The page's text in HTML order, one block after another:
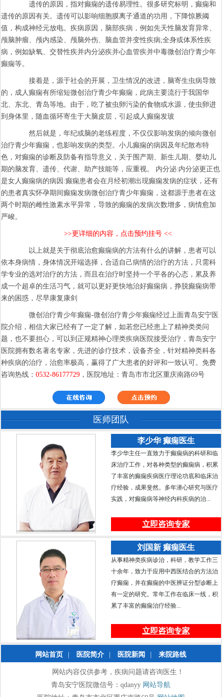
遗传的原因，指对癫痫的遗传易理性。很多研究标明，癫痫和
遗传的原因有关。遗传可以影响细胞膜离子通道的功用，下降惊厥阈
值，构成神经元放电。疾病原因，脑部疾病，例如先天性脑发育异常、
颅脑肿瘤、颅内感染、颅脑外伤、脑血管并变性疾病;全身或体系性疾
病，例如缺氧、交替性疾并内分泌疾并心血管疾并中毒微创治疗青少年
癫痫等。
接着是，源于社会的开展，卫生情况的改进，脑寄生虫病导致
的，成人癫痫有所缩短微创治疗青少年癫痫，此病主要流行于我国华
北、东北、青岛等地。由于，吃了被虫卵污染的食物或水源，使虫卵进
到身体里，随血循环寄生于大脑皮层，引起成人癫痫发玻
然后就是，年纪或脑的老练程度，不仅仅影响发病的倾向微创
治疗青少年癫痫，也影响发病的类型。小儿癫痫的病因及年纪散布特
色，对癫痫的诊断及防备有指导意义，关于围产期、新生儿期、婴幼儿
期的脑发育、遗传、代谢、助产技能等，应重视。 内分泌:内分泌更正也
是女人癫痫病的病因:癫痫患者会在月经初潮出现癫痫发病的症状，还有
的患者真实怀孕期间癫痫发病微创治疗青少年癫痫，这都源于患者在这
两个时期的雌性激素水平异常，导致的癫痫的发病次数增多，病情愈加
严峻。
>>更详细的内容，点击预约挂号 <<
以上就是关于彻底治愈癫痫病的方法有什么的讲解，患者可以
依本身病情，身体情况开端选择，合适自己病情的治疗的方法，只需科
学专业的选对治疗的方法，而且在治疗时坚持一个平各的心态，累及养
成一个超卓的生活习气，就可以更好更快地治好癫痫病，挣脱癫痫病带
来的困惑，尽早康复康剑
微创治疗青少年癫痫-微创治疗青少年癫痫经过上面青岛安宁医
院介绍，相信大家已经有了一定了解，如若您已经患上了精神类类问
题，也不要担心，可以到正规精神心理类疾病医院接受治疗，青岛安宁
医院拥有数名著名专家，先进的诊疗技术，设备齐全，针对精神类科各
种疾病的治疗，治愈率极高，赢得了广大患者的好评和一致认可。免费
咨询热线：0532-86177729 ，医院地址：青岛市市北区重庆南路69号
医师团队
李少华 癫痫医生
李少华主任一直致力于癫痫病的科研和临
床治疗工作，对各种类型的癫痫病，积累
了丰富的癫痫疾病医疗理论功底和临床治
疗经验，成果斐然。多年潜心研究与医疗
实践，对癫痫病等神经内科疾病的治...
立即咨询专家
刘国新 癫痫医生
从事精神类疾病诊治，科研，教学工作三
十余年，致力于应用中西医结合的方法治
疗癫痫，并在癫痫的中医辨证分型诊断上
有一定的研究。常年工作在临床一线，积
累了丰富的癫痫治疗经验...
立即咨询专家
网站首页 医院简介 医院新闻 来院路线
网站内容仅供参考，疾病问题请咨询医生！
青岛安宁医院微信号：qdanyy 网站导航